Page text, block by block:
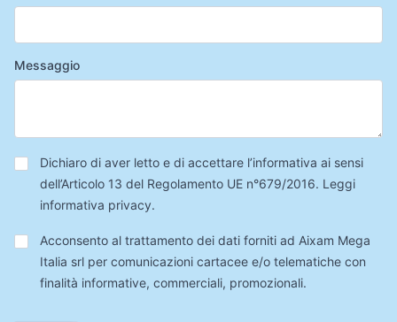
Messaggio
Privacy*
Dichiaro di aver letto e di accettare l’informativa ai sensi
dell’Articolo 13 del Regolamento UE n°679/2016. Leggi
informativa privacy.
Trattamento
Dati
Acconsento al trattamento dei dati forniti ad Aixam Mega
Italia srl per comunicazioni cartacee e/o telematiche con
finalità informative, commerciali, promozionali.